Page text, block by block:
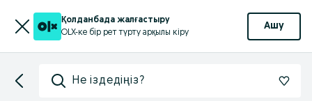
Қолданбада жалғастыру
OLX-ке бір рет түрту арқылы кіру
Ашу
Не іздедіңіз?